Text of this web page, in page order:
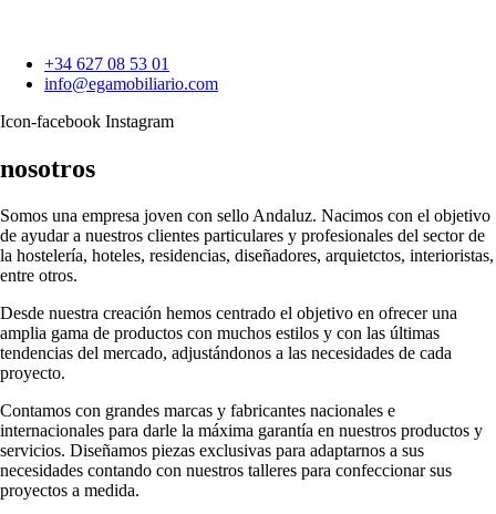
+34 627 08 53 01
info@egamobiliario.com
Icon-facebook Instagram
nosotros
Somos una empresa joven con sello Andaluz. Nacimos con el objetivo
de ayudar a nuestros clientes particulares y profesionales del sector de
la hostelería, hoteles, residencias, diseñadores, arquietctos, interioristas,
entre otros.
Desde nuestra creación hemos centrado el objetivo en ofrecer una
amplia gama de productos con muchos estilos y con las últimas
tendencias del mercado, adjustándonos a las necesidades de cada
proyecto.
Contamos con grandes marcas y fabricantes nacionales e
internacionales para darle la máxima garantía en nuestros productos y
servicios. Diseñamos piezas exclusivas para adaptarnos a sus
necesidades contando con nuestros talleres para confeccionar sus
proyectos a medida.